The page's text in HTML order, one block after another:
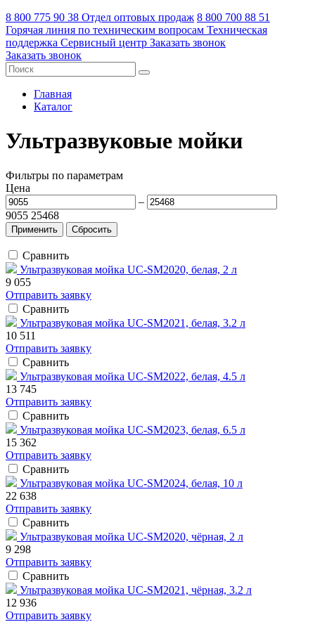
8 800 775 90 38 Отдел оптовых продаж 8 800 700 88 51
Горячая линия по техническим вопросам Техническая
поддержка Сервисный центр Заказать звонок
Заказать звонок
Главная
Каталог
Ультразвуковые мойки
Фильтры по параметрам
Цена
–
9055 25468
Сравнить
Ультразвуковая мойка UC-SM2020, белая, 2 л
9 055
Отправить заявку
Сравнить
Ультразвуковая мойка UC-SM2021, белая, 3.2 л
10 511
Отправить заявку
Сравнить
Ультразвуковая мойка UC-SM2022, белая, 4.5 л
13 745
Отправить заявку
Сравнить
Ультразвуковая мойка UC-SM2023, белая, 6.5 л
15 362
Отправить заявку
Сравнить
Ультразвуковая мойка UC-SM2024, белая, 10 л
22 638
Отправить заявку
Сравнить
Ультразвуковая мойка UC-SM2020, чёрная, 2 л
9 298
Отправить заявку
Сравнить
Ультразвуковая мойка UC-SM2021, чёрная, 3.2 л
12 936
Отправить заявку